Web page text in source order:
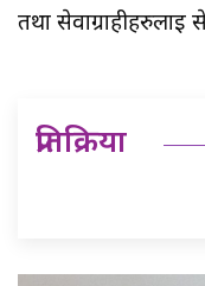
तथा सेवाग्राहीहरुलाई
प्रतिक्रिया